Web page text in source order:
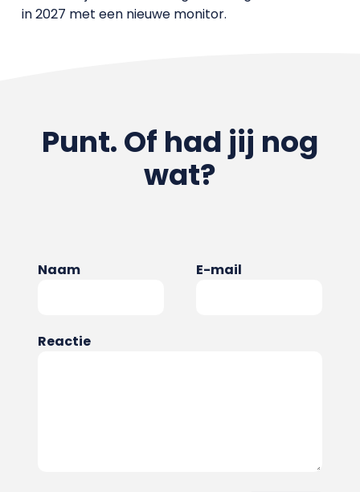
in 2027 met een nieuwe monitor.
Punt. Of had jij nog
wat?
Naam E-mail
Reactie